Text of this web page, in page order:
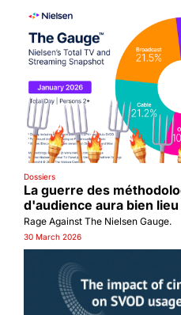
Dossiers
La guerre des
d'audience aura bien lieu
Rage Against The Nielsen Gauge.
30 March 2026